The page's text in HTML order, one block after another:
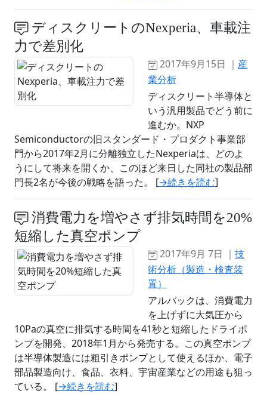
ディスクリートのNexperia、車載注
力で差別化
2017年9月15日 ｜ 産
業分析
ディスクリート半導体と
いう汎用製品でどう前に
進むか。NXP
Semiconductorの旧スタンダード・プロダクト事業部
門から2017年2月に分離独立したNexperiaは、どのよ
うにして将来を開くか、このほど来日した同社の製品部
門長2名が今後の戦略を語った。 [→続きを読む]
消費電力を増やさず排気時間を20%
短縮した真空ポンプ
2017年9月 7日 ｜ 技
術分析（製造・検査装
置）
アルバックは、消費電力
を上げずに大気圧から
10Paの真空に排気する時間を41秒と短縮したドライポ
ンプを開発、2018年1月から発売する。この真空ポンプ
は半導体製造には粗引きポンプとして使えるほか、電子
部品製造向け、食品、衣料、宇宙産業などの用途も狙っ
ている。 [→続きを読む]